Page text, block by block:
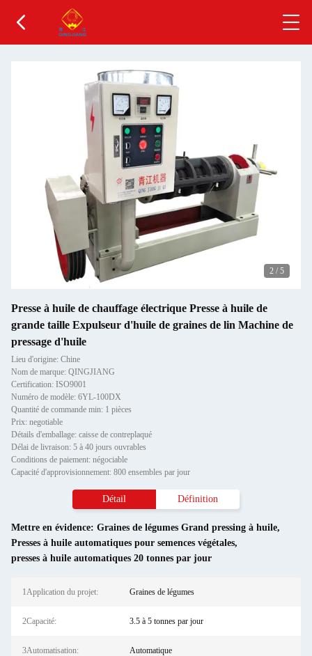
2 / 5
Presse à huile de chauffage électrique Presse à huile de
grande taille Expulseur d'huile de graines de lin Machine de
pressage d'huile
Lieu d'origine: Chine
Nom de marque: QINGJIANG
Certification: ISO9001
Numéro de modèle: 6YL-100DX
Quantité de commande min: 1 pièces
Prix: negotiable
Détails d'emballage: caisse de contreplaqué
Délai de livraison: 5 à 40 jours ouvrables
Conditions de paiement: négociable
Capacité d'approvisionnement: 800 ensembles par jour
Détail Définition
Mettre en évidence: Graines de légumes Grand pressing à huile,
Presses à huile automatiques pour semences végétales,
presses à huile automatiques 20 tonnes par jour
1Application du projet: Graines de légumes
2Capacité: 3.5 à 5 tonnes par jour
3Automatisation: Automatique